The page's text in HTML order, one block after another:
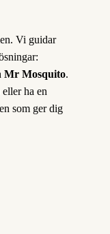
Vi guidar
Mr Mosquito.
ha en
som ger dig